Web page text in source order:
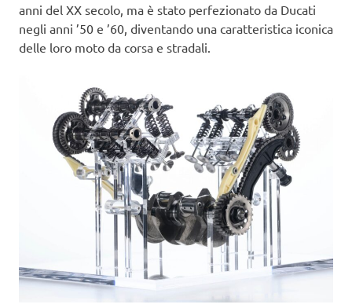
anni del XX secolo, ma è stato perfezionato da Ducati
negli anni ’50 e ’60, diventando una caratteristica iconica
delle loro moto da corsa e stradali.